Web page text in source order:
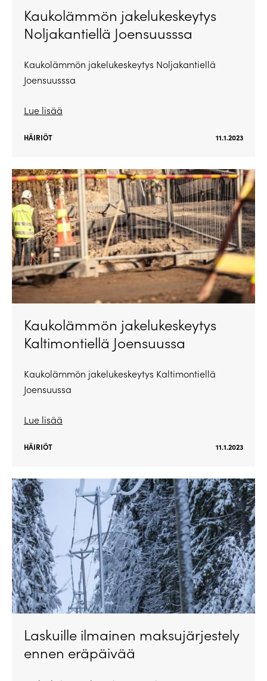
Kaukolämmön jakelukeskeytys
Noljakantiellä Joensuusssa
Kaukolämmön jakelukeskeytys Noljakantiellä
Joensuusssa
Lue lisää
HÄIRIÖT 11.1.2023
Kaukolämmön jakelukeskeytys
Kaltimontiellä Joensuussa
Kaukolämmön jakelukeskeytys Kaltimontiellä
Joensuussa
Lue lisää
HÄIRIÖT 11.1.2023
Laskuille ilmainen maksujärjestely
ennen eräpäivää